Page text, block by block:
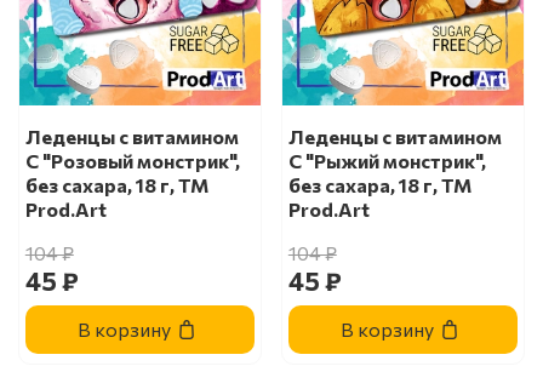
Леденцы с витамином
С "Розовый монстрик",
без сахара, 18 г, ТМ
Prod.Art
104 ₽
45 ₽
В корзину
Леденцы с витамином
С "Рыжий монстрик",
без сахара, 18 г, ТМ
Prod.Art
104 ₽
45 ₽
В корзину